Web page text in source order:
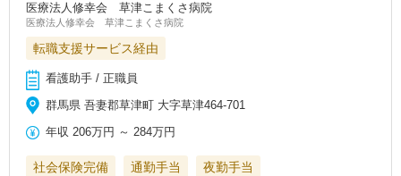
医療法人修幸会 草津こまくさ病院
医療法人修幸会 草津こまくさ病院
転職支援サービス経由
看護助手 / 正職員
群馬県 吾妻郡草津町 大字草津464-701
年収 206万円 ～284万円
社会保険完備 通勤手当
夜勤手当